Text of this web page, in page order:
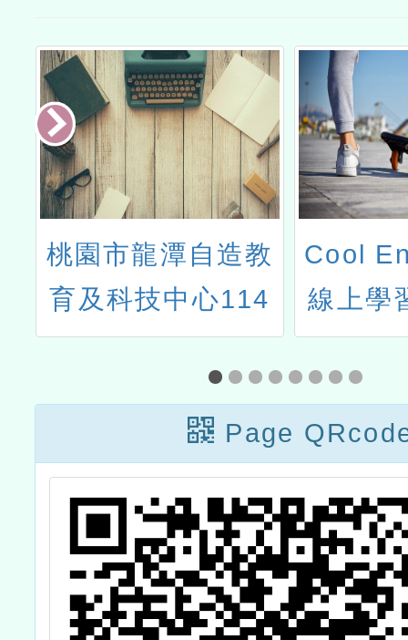
桃園市龍潭自造教
育及科技中心114
年09月份教師增能
Cool
線上學
年度國
上實作
進階
Page